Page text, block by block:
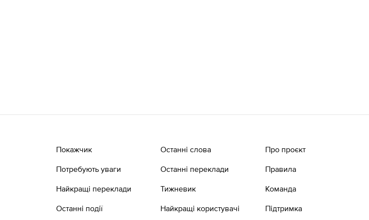
Покажчик
Потребують уваги
Найкращі переклади
Останні події
Останні слова
Останні переклади
Тижневик
Найкращі користувачі
Про проєкт
Правила
Команда
Підтримка